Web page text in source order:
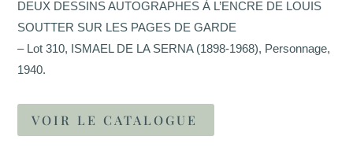
DEUX DESSINS AUTOGRAPHES À L’ENCRE DE LOUIS
SOUTTER SUR LES PAGES DE GARDE
– Lot 310, ISMAEL DE LA SERNA (1898-1968), Personnage,
1940.
VOIR LE CATALOGUE